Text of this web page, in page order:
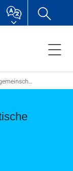
Pragmatik (ALP)